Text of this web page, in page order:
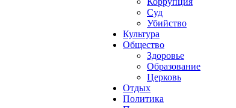
Суд
Убийство
Культура
Общество
Здоровье
Образование
Церковь
Отдых
Политика